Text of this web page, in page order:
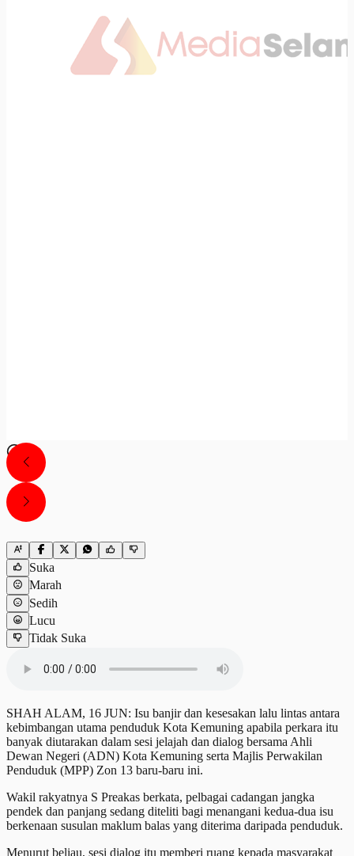
Suka
Marah
Sedih
Lucu
Tidak Suka
SHAH ALAM, 16 JUN: Isu banjir dan kesesakan lalu lintas antara
kebimbangan utama penduduk Kota Kemuning apabila perkara itu
banyak diutarakan dalam sesi jelajah dan dialog bersama Ahli
Dewan Negeri (ADN) Kota Kemuning serta Majlis Perwakilan
Penduduk (MPP) Zon 13 baru-baru ini.
Wakil rakyatnya S Preakas berkata, pelbagai cadangan jangka
pendek dan panjang sedang diteliti bagi menangani kedua-dua isu
berkenaan susulan maklum balas yang diterima daripada penduduk.
Menurut beliau, sesi dialog itu memberi ruang kepada masyarakat